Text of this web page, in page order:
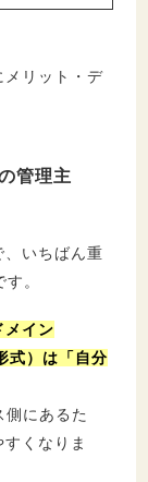
メリット・デ
管理主
いちばん重
す。
メイン
）は「自分
にあるた
くなりま